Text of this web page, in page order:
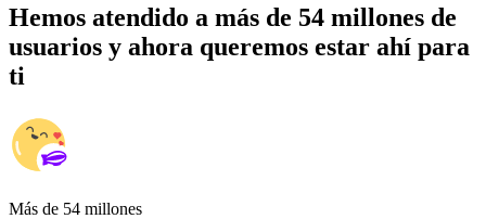
Hemos atendido a más de 54 millones de
usuarios y ahora queremos estar ahí para
ti
Más de 54 millones